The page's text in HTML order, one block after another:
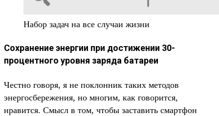
Набор задач на все случаи жизни
Сохранение энергии при достижении 30-
процентного уровня заряда батареи
Честно говоря, я не поклонник таких методов
энергосбережения, но многим, как говорится,
нравится. Смысл в том, чтобы заставить смартфон